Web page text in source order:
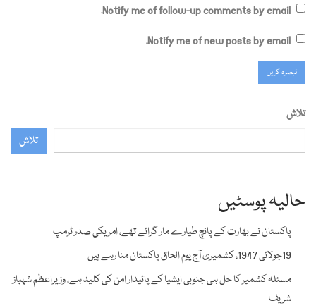
Notify me of follow-up comments by email.
Notify me of new posts by email.
تلاش
تلاش
حالیہ پوسٹیں
پاکستان نے بھارت کے پانچ طیارے مار گرائے تھے، امریکی صدر ٹرمپ
19جولائی 1947، کشمیری آج یوم الحاق پاکستان منا رہے ہیں
مسئلہ کشمیر کا حل ہی جنوبی ایشیا کے پائیدار امن کی کلید ہے، وزیراعظم شہباز
شریف